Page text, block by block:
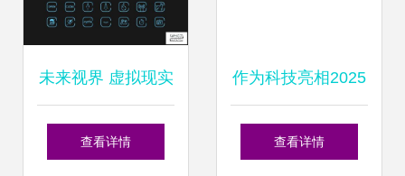
未来视界 虚拟现实
与人工智能跨界公
查看详情
作为科技亮相2025
世界人工智能大
查看详情